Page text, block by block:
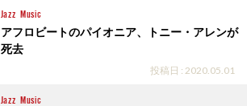
Jazz Music
アフロビートのパイオニア、トニー・アレンが
死去
投稿日 : 2020.05.01
Jazz Music